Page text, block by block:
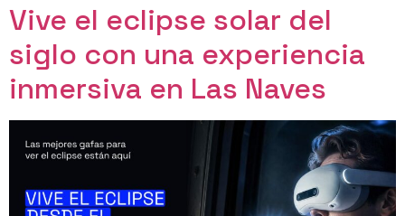
Vive el eclipse solar del
siglo con una experiencia
inmersiva en Las Naves